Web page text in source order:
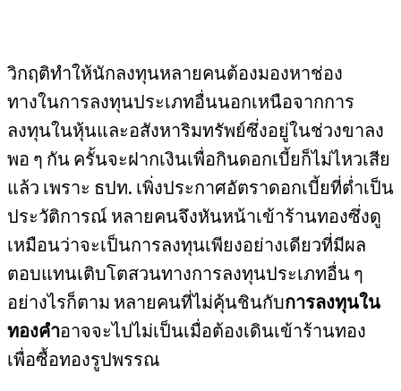
วิกฤติทำให้นักลงทุนหลายคนต้องมองหาช่อง
ทางในการลงทุนประเภทอื่นนอกเหนือจากการ
ลงทุนในหุ้นและอสังหาริมทรัพย์ซึ่งอยู่ในช่วงขาลง
พอ ๆ กัน ครั้นจะฝากเงินเพื่อกินดอกเบี้ยก็ไม่ไหวเสีย
แล้ว เพราะ ธปท. เพิ่งประกาศอัตราดอกเบี้ยที่ต่ำเป็น
ประวัติการณ์ หลายคนจึงหันหน้าเข้าร้านทองซึ่งดู
เหมือนว่าจะเป็นการลงทุนเพียงอย่างเดียวที่มีผล
ตอบแทนเติบโตสวนทางการลงทุนประเภทอื่น ๆ
อย่างไรก็ตาม หลายคนที่ไม่คุ้นชินกับการลงทุนใน
ทองคำอาจจะไปไม่เป็นเมื่อต้องเดินเข้าร้านทอง
เพื่อซื้อทองรูปพรรณ